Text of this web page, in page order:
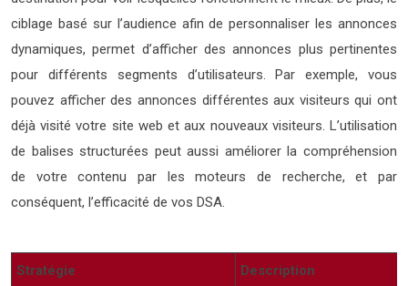
ciblage basé sur l’audience afin de personnaliser les annonces
dynamiques, permet d’afficher des annonces plus pertinentes
pour différents segments d’utilisateurs. Par exemple, vous
pouvez afficher des annonces différentes aux visiteurs qui ont
déjà visité votre site web et aux nouveaux visiteurs. L’utilisation
de balises structurées peut aussi améliorer la compréhension
de votre contenu par les moteurs de recherche, et par
conséquent, l’efficacité de vos DSA.
Stratégie Description